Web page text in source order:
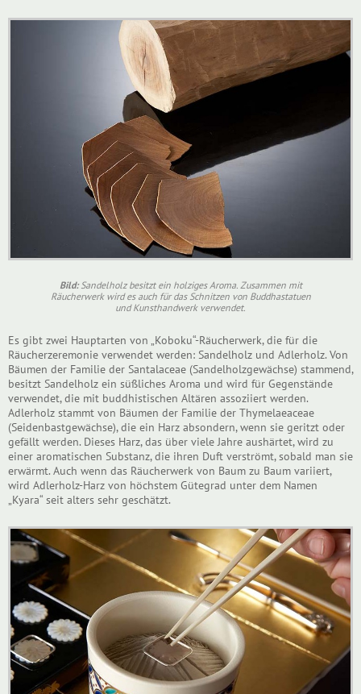
Bild:Sandelholz besitzt ein holziges Aroma. Zusammen mit
Räucherwerk wird es auch für das Schnitzen von Buddhastatuen
und Kunsthandwerk verwendet.
Es gibt zwei Hauptarten von „Koboku“-Räucherwerk, die für die
Räucherzeremonie verwendet werden: Sandelholz und Adlerholz. Von
Bäumen der Familie der Santalaceae (Sandelholzgewächse) stammend,
besitzt Sandelholz ein süßliches Aroma und wird für Gegenstände
verwendet, die mit buddhistischen Altären assoziiert werden.
Adlerholz stammt von Bäumen der Familie der Thymelaeaceae
(Seidenbastgewächse), die ein Harz absondern, wenn sie geritzt oder
gefällt werden. Dieses Harz, das über viele Jahre aushärtet, wird zu
einer aromatischen Substanz, die ihren Duft verströmt, sobald man sie
erwärmt. Auch wenn das Räucherwerk von Baum zu Baum variiert,
wird Adlerholz-Harz von höchstem Gütegrad unter dem Namen
„Kyara“ seit alters sehr geschätzt.